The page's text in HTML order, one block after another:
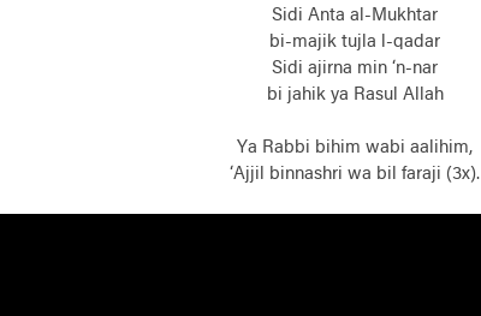
Sidi Anta al-Mukhtar
bi-majik tujla l-qadar
Sidi ajirna min ‘n-nar
bi jahik ya Rasul Allah
Ya Rabbi bihim wabi aalihim,
‘Ajjil binnashri wa bil faraji (3x).